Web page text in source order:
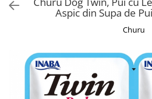
Recompense
Jucarii caini
Castroane si boluri
Recompense
Ansambluri de joaca, sisaluri
Castroane si boluri
Lese, hamuri si zgarzi
Aspic din Supa de
Churu